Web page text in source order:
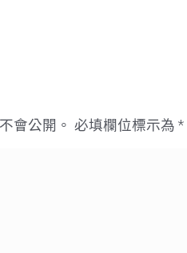
會公開。 必填欄位標示為 *